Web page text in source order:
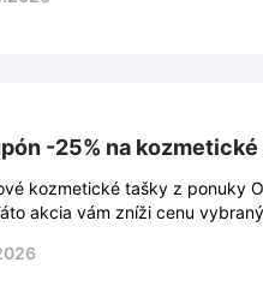
-25% na
kozmetické tašky z ponuky
akcia vám zníži cenu